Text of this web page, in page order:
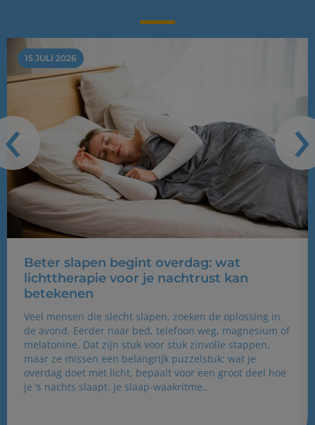
15 JULI 2026
Beter slapen begint overdag: wat
lichttherapie voor je nachtrust kan
betekenen
Veel mensen die slecht slapen, zoeken de oplossing in
de avond. Eerder naar bed, telefoon weg, magnesium of
melatonine. Dat zijn stuk voor stuk zinvolle stappen,
maar ze missen een belangrijk puzzelstuk: wat je
overdag doet met licht, bepaalt voor een groot deel hoe
je ‘s nachts slaapt. Je slaap-waakritme..
‹ ›